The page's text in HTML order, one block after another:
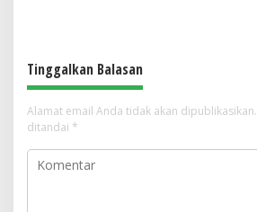
Tinggalkan Balasan
Alamat email Anda tidak akan dipublikasikan.
ditandai *